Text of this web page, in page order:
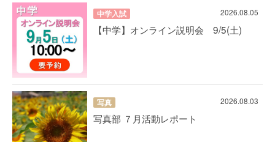
中学入試 2026.08.05
【中学】オンライン説明会 9/5(土)
写真 2026.08.03
写真部 ７月活動レポート